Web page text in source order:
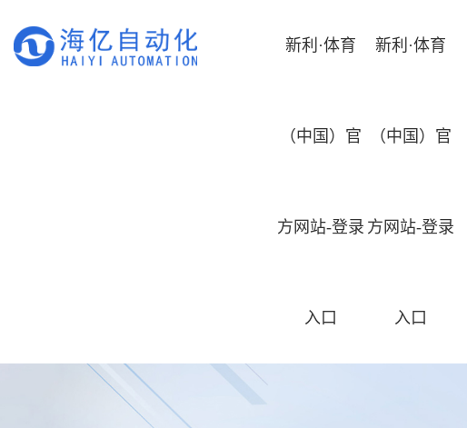
新利·体育
（中国）官
方网站-登录
入口
新利·体育
（中国）官
方网站-登录
入口